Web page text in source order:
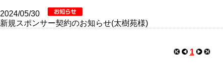
2024/05/30
新規スポンサー契約のお知らせ(太樹苑様)
1